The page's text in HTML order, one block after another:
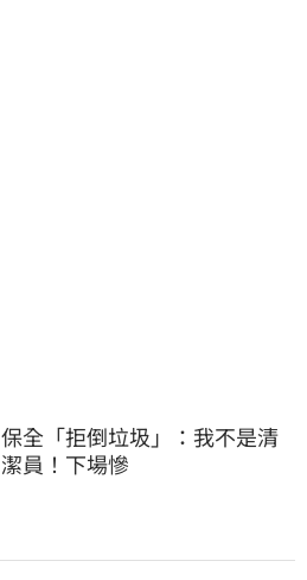
保全「拒倒垃圾」：我不是清
潔員！下場慘